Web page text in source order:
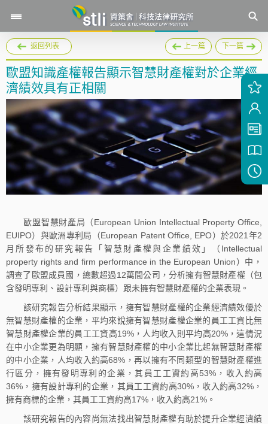
返回列表 上一篇 下一篇
歐盟知識產權報告顯示智慧財產權對於企業經
濟績效具有正相關
歐盟智慧財產局（European Union Intellectual Property Office,
EUIPO）與歐洲專利局（European Patent Office, EPO）於2021年2
月所發布的研究報告「智慧財產權與企業績效」（Intellectual
property rights and firm performance in the European Union）中，
調查了歐盟成員國，總數超過12萬間公司，分析擁有智慧財產權（包
含發明專利、設計專利與商標）跟未擁有智慧財產權的企業表現。
該研究報告分析結果顯示，擁有智慧財產權的企業經濟績效優於
無智慧財產權的企業，平均來說擁有智慧財產權企業的員工工資比無
智慧財產權企業的員工工資高19%，人均收入則平均高20%，這情況
在中小企業更為明顯，擁有智慧財產權的中小企業比起無智慧財產權
的中小企業，人均收入約高68%，再以擁有不同類型的智慧財產權進
行區分，擁有發明專利的企業，其員工工資約高53%，收入約高
36%，擁有設計專利的企業，其員工工資約高30%，收入約高32%，
擁有商標的企業，其員工工資約高17%，收入約高21%。
該研究報告的內容尚無法找出智慧財產權有助於提升企業經濟績